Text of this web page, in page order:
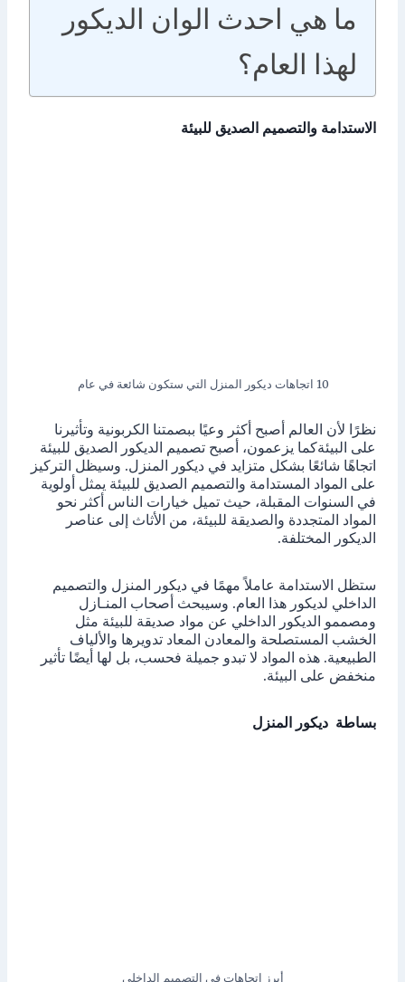
ما هي احدث الوان الديكور
لهذا العام؟
الاستدامة والتصميم الصديق للبيئة
10 اتجاهات ديكور المنزل التي ستكون شائعة في عام
نظرًا لأن العالم أصبح أكثر وعيًا ببصمتنا الكربونية وتأثيرنا
على البيئةكما يزعمون، أصبح تصميم الديكور الصديق للبيئة
اتجاهًا شائعًا بشكل متزايد في ديكور المنزل. وسيظل التركيز
على المواد المستدامة والتصميم الصديق للبيئة يمثل أولوية
في السنوات المقبلة، حيث تميل خيارات الناس أكثر نحو
المواد المتجددة والصديقة للبيئة، من الأثاث إلى عناصر
الديكور المختلفة.
ستظل الاستدامة عاملاً مهمًا في ديكور المنزل والتصميم
الداخلي لديكور هذا العام. وسيبحث أصحاب المنـازل
ومصممو الديكور الداخلي عن مواد صديقة للبيئة مثل
الخشب المستصلحة والمعادن المعاد تدويرها والألياف
الطبيعية. هذه المواد لا تبدو جميلة فحسب، بل لها أيضًا تأثير
منخفض على البيئة.
بساطة ديكور المنزل
أبرز اتجاهات في التصميم الداخلي